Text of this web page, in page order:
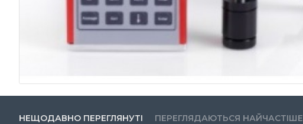
НЕЩОДАВНО ПЕРЕГЛЯНУТІ ПЕРЕГЛЯДАЮТЬСЯ НАЙЧАСТІШЕ